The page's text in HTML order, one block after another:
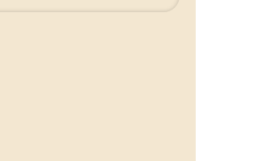
indicadas. En caso de
de Protección de Datos